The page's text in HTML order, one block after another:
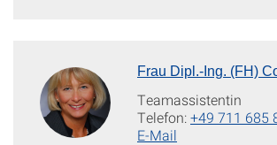
Frau Dipl.-Ing. (FH)
Teamassistentin
Telefon:+49 711 685
E-Mail